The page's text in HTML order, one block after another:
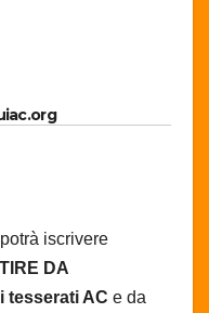
iscrivere
DA
tesserati AC e da